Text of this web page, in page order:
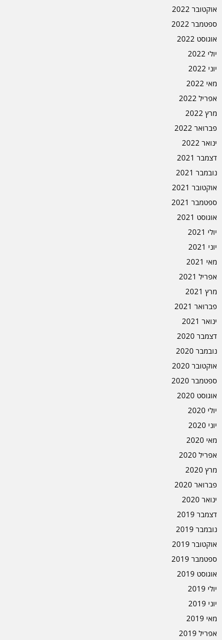
אוקטובר 2022
ספטמבר 2022
אוגוסט 2022
יולי 2022
יוני 2022
מאי 2022
אפריל 2022
מרץ 2022
פברואר 2022
ינואר 2022
דצמבר 2021
נובמבר 2021
אוקטובר 2021
ספטמבר 2021
אוגוסט 2021
יולי 2021
יוני 2021
מאי 2021
אפריל 2021
מרץ 2021
פברואר 2021
ינואר 2021
דצמבר 2020
נובמבר 2020
אוקטובר 2020
ספטמבר 2020
אוגוסט 2020
יולי 2020
יוני 2020
מאי 2020
אפריל 2020
מרץ 2020
פברואר 2020
ינואר 2020
דצמבר 2019
נובמבר 2019
אוקטובר 2019
ספטמבר 2019
אוגוסט 2019
יולי 2019
יוני 2019
מאי 2019
אפריל 2019